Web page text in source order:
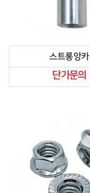
스트롱앙카
단가문의